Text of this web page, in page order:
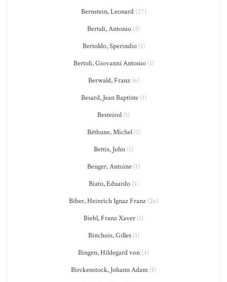
Bernstein, Leonard(27)
Bertali, Antonio (3)
Bertoldo, Sperindio(1)
Bertoli, Giovanni Antonio(1)
Berwald, Franz(6)
Besard, Jean Baptiste(1)
Besteirol (1)
Béthune, Michel(1)
Bettis, John (1)
Beuger, Antoine (1)
Biato, Eduardo (1)
Biber, Heinrich Ignaz Franz(26)
Biebl, Franz Xaver (1)
Binchois, Gilles(1)
Bingen, Hildegard von (4)
Birckenstock, Johann Adam (1)